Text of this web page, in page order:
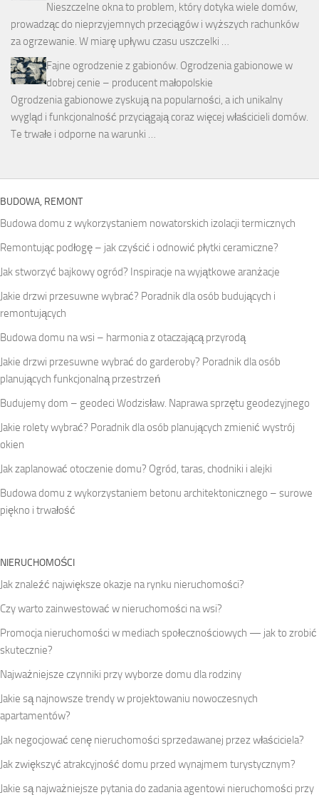
Nieszczelne okna to problem, który dotyka wiele domów,
prowadząc do nieprzyjemnych przeciągów i wyższych rachunków
za ogrzewanie. W miarę upływu czasu uszczelki …
Fajne ogrodzenie z gabionów. Ogrodzenia gabionowe w
dobrej cenie – producent małopolskie
Ogrodzenia gabionowe zyskują na popularności, a ich unikalny
wygląd i funkcjonalność przyciągają coraz więcej właścicieli domów.
Te trwałe i odporne na warunki …
BUDOWA, REMONT
Budowa domu z wykorzystaniem nowatorskich izolacji termicznych
Remontując podłogę – jak czyścić i odnowić płytki ceramiczne?
Jak stworzyć bajkowy ogród? Inspiracje na wyjątkowe aranżacje
Jakie drzwi przesuwne wybrać? Poradnik dla osób budujących i
remontujących
Budowa domu na wsi – harmonia z otaczającą przyrodą
Jakie drzwi przesuwne wybrać do garderoby? Poradnik dla osób
planujących funkcjonalną przestrzeń
Budujemy dom – geodeci Wodzisław. Naprawa sprzętu geodezyjnego
Jakie rolety wybrać? Poradnik dla osób planujących zmienić wystrój
okien
Jak zaplanować otoczenie domu? Ogród, taras, chodniki i alejki
Budowa domu z wykorzystaniem betonu architektonicznego – surowe
piękno i trwałość
NIERUCHOMOŚCI
Jak znaleźć największe okazje na rynku nieruchomości?
Czy warto zainwestować w nieruchomości na wsi?
Promocja nieruchomości w mediach społecznościowych — jak to zrobić
skutecznie?
Najważniejsze czynniki przy wyborze domu dla rodziny
Jakie są najnowsze trendy w projektowaniu nowoczesnych
apartamentów?
Jak negocjować cenę nieruchomości sprzedawanej przez właściciela?
Jak zwiększyć atrakcyjność domu przed wynajmem turystycznym?
Jakie są najważniejsze pytania do zadania agentowi nieruchomości przy